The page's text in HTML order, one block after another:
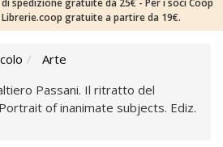
spedizione gratuite da 25€ - Per i soci Coop
gratuite a partire da 19€.
Arte
Passani. Il ritratto del
of inanimate subjects. Ediz.